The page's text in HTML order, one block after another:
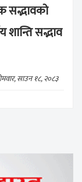
सद्भावको
शान्ति सद्भाव
साउन १८, २०८३